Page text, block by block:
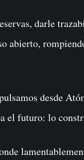
darle
abierto,
desde
el futuro: lo